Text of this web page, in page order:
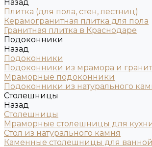
Назад
Плитка (для пола, стен, лестниц)
Керамогранитная плитка для пола
Гранитная плитка в Краснодаре
Подоконники
Назад
Подоконники
Подоконники из мрамора и
Мраморные подоконники
Подоконники из натурального
Столешницы
Назад
Столешницы
Мраморные столешницы для
Стол из натурального камня
Каменные столешницы для ванной